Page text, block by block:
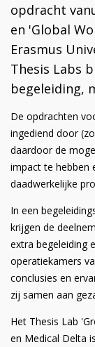
opdracht
en 'Global
Erasmus
Thesis Labs
begeleiding,
De opdrachten
ingediend door
daardoor de
impact te hebben
daadwerkelijke
In een
krijgen de
extra begeleiding
operatiekamers
conclusies en
zij samen aan
Het Thesis Lab
en Medical Delta